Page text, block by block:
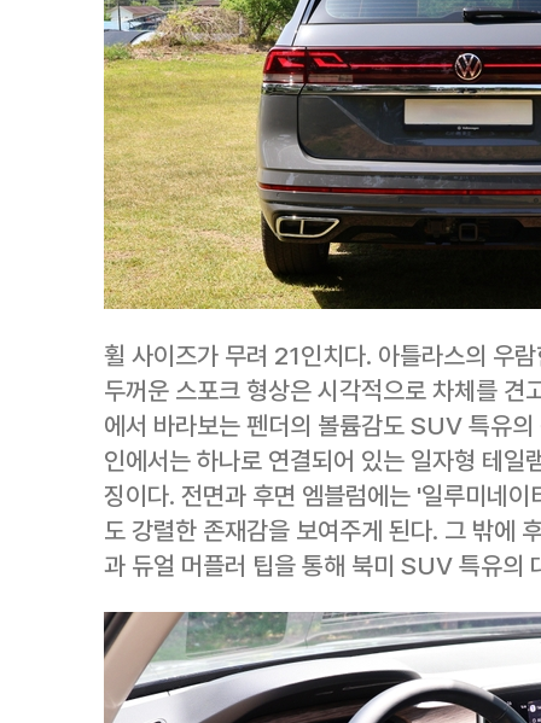
휠 사이즈가 무려 21인치다. 아틀라스의 우
두꺼운 스포크 형상은 시각적으로 차체를 견
에서 바라보는 펜더의 볼륨감도 SUV 특유
인에서는 하나로 연결되어 있는 일자형 테
징이다. 전면과 후면 엠블럼에는 '일루미네
도 강렬한 존재감을 보여주게 된다. 그 밖에
과 듀얼 머플러 팁을 통해 북미 SUV 특유의